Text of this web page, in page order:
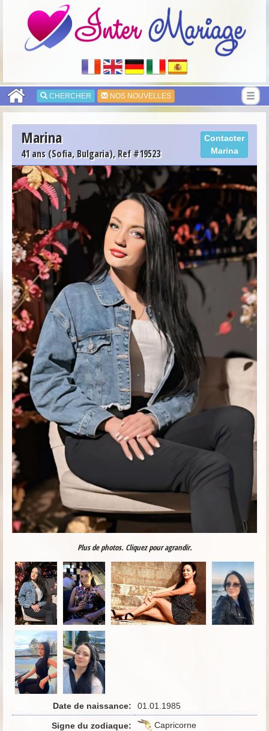
CHERCHER NOS NOUVELLES
Marina
41 ans (Sofia, Bulgaria), Ref #19523
Contacter
Marina
Plus de photos. Cliquez pour agrandir.
Date de naissance: 01.01.1985
Signe du zodiaque: Capricorne